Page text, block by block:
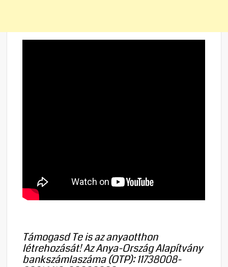
Támogasd Te is az anyaotthon
létrehozását! Az Anya-Ország Alapítvány
bankszámlaszáma (OTP): 11738008-